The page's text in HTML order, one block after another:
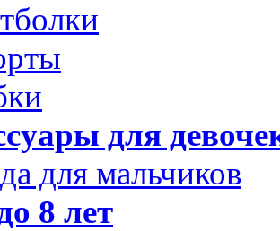
для
для мальчиков
8 лет